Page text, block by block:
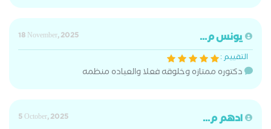
يونس م...
18 November, 2025
التقييم :
دكتوره ممتازه وخلوقه فعلا والعياده منظمه
ادهم م...
5 October, 2025